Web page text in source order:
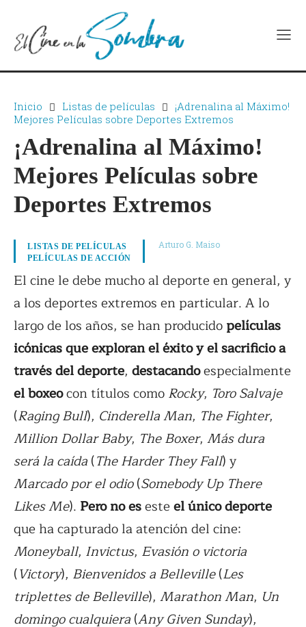
Inicio Listas de películas
¡Adrenalina al Máximo!
Mejores Películas sobre Deportes Extremos
¡Adrenalina al Máximo!
Mejores Películas sobre
Deportes Extremos
LISTAS DE PELÍCULAS
PELÍCULAS DE ACCIÓN
Arturo G. Maiso
El cine le debe mucho al deporte en general, y
a los deportes extremos en particular. A lo
largo de los años, se han producidopelículas
icónicas que exploran el éxito y el sacrificio a
través del deporte, destacandoespecialmente
el boxeocon títulos comoRocky, Toro Salvaje
(Raging Bull), Cinderella Man, The Fighter,
Million Dollar Baby, The Boxer, Más dura
será la caída(The Harder They Fall) y
Marcado por el odio(Somebody Up There
Likes Me). Pero no esesteel único deporte
que ha capturado la atención del cine:
Moneyball, Invictus, Evasión o victoria
(Victory), Bienvenidos a Belleville(Les
triplettes de Belleville), Marathon Man, Un
domingo cualquiera(Any Given Sunday),